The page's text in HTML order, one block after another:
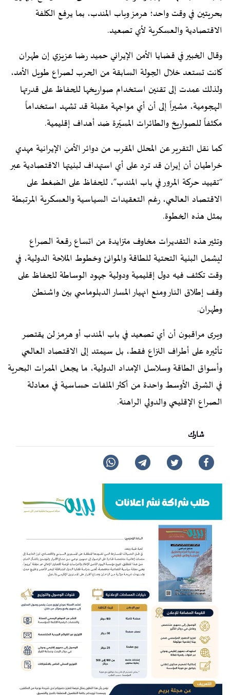
بحريتين في وقت واحد؛ هرمز وباب المندب، بما يرفع الكلفة
الاقتصادية والعسكرية لأي تصعيد.
وقال الخبير في قضايا الأمن الإيراني حميد رضا عزيزي إن طهران
كانت تستعد خلال الجولة السابقة من الحرب لصراع طويل الأمد،
ولذلك عمدت إلى تقنين استخدام صواريخها للحفاظ على قدرتها
الهجومية، مشيراً إلى أن أي مواجهة مقبلة قد تشهد استخداماً
مكثفاً للصواريخ والطائرات المسيّرة ضد أهداف إقليمية.
كما نقل التقرير عن المحلل المقرب من دوائر الأمن الإيرانية مهدي
خراطيان أن إيران قد ترد على أي استهداف لبنيتها الاقتصادية عبر
“تقييد حركة المرور في باب المندب”، للحفاظ على الضغط على
الاقتصاد العالمي، رغم التعقيدات السياسية والعسكرية المرتبطة
بمثل هذه الخطوة.
وتثير هذه التقديرات مخاوف متزايدة من اتساع رقعة الصراع
ليشمل البنية التحتية للطاقة والموانئ وخطوط الملاحة الدولية، في
وقت تكثف فيه دول إقليمية ودولية جهود الوساطة للحفاظ على
وقف إطلاق النار ومنع انهيار المسار الدبلوماسي بين واشنطن
وطهران.
ويرى مراقبون أن أي تصعيد في باب المندب أو هرمز لن يقتصر
تأثيره على أطراف النزاع فقط، بل سيمتد إلى الاقتصاد العالمي
وأسواق الطاقة وسلاسل الإمداد الدولية، ما يجعل الممرات البحرية
في الشرق الأوسط واحدة من أكثر الملفات حساسية في معادلة
الصراع الإقليمي والدولي الراهنة.
شارك